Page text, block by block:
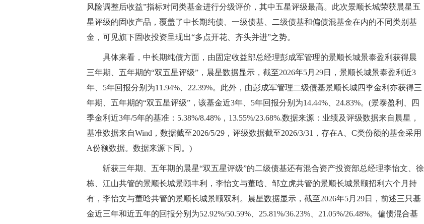
风险调整后收益”指标对同类基金进行分级评价，其中五星评级最高。此次景顺长城荣获晨星五
星评级的固收产品，覆盖了中长期纯债、一级债基、二级债基和偏债混基金在内的不同类别基
金，可见旗下固收投资呈现出“多点开花、齐头并进”之势。
具体来看，中长期纯债方面，由固定收益部总经理彭成军管理的景顺长城景泰盈利获得晨
三年期、五年期的“双五星评级”，晨星数据显示，截至2026年5月29日，景顺长城景泰盈利近3
年、5年回报分别为11.94%、22.39%。此外，由彭成军管理二级债基景顺长城四季金利亦获得三
年期、五年期的“双五星评级”，该基金近3年、5年回报分别为14.44%、24.83%。(景泰盈利、四
季金利近3年/5年的基准：5.38%/8.48%，13.55%/23.68%.数据来源：业绩及评级数据来自晨星，
基准数据来自Wind，数据截至2026/5/29，评级数据截至2026/3/31，存在A、C类份额的基金采用
A份额数据。数据来源下同。)
斩获三年期、五年期的晨星“双五星评级”的二级债基还有混合资产投资部总经理李怡文、徐
栋、江山共管的景顺长城景颐丰利，李怡文与董晗、邹立虎共管的景顺长城景颐招利六个月持
有，李怡文与董晗共管的景顺长城景颐双利。晨星数据显示，截至2026年5月29日，前述三只基
金近三年和近五年的回报分别为52.92%/50.59%、25.81%/36.23%、21.05%/26.48%。偏债混合基